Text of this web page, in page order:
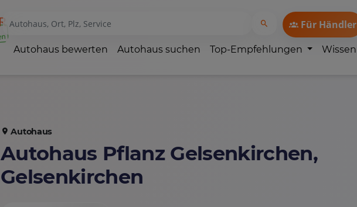
Für Händler
Autohaus bewerten Autohaus suchen Top-Empfehlungen Wissen
Autohaus
Autohaus Pflanz Gelsenkirchen,
Gelsenkirchen